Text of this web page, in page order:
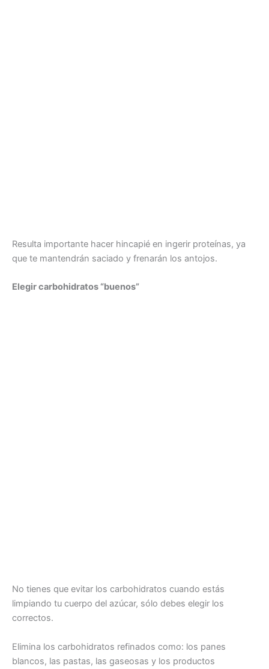
Resulta importante hacer hincapié en ingerir proteínas, ya
que te mantendrán saciado y frenarán los antojos.
Elegir carbohidratos “buenos”
No tienes que evitar los carbohidratos cuando estás
limpiando tu cuerpo del azúcar, sólo debes elegir los
correctos.
Elimina los carbohidratos refinados como: los panes
blancos, las pastas, las gaseosas y los productos